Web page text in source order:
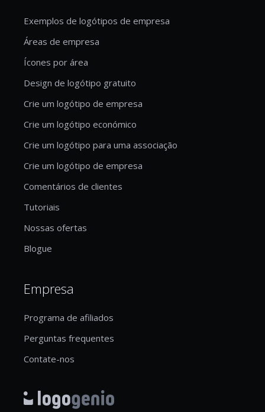
Exemplos de logótipos de empresa
Áreas de empresa
Ícones por área
Design de logótipo gratuito
Crie um logótipo de empresa
Crie um logótipo económico
Crie um logótipo para uma associação
Crie um logótipo de empresa
Comentários de clientes
Tutoriais
Nossas ofertas
Blogue
Empresa
Programa de afiliados
Perguntas frequentes
Contate-nos